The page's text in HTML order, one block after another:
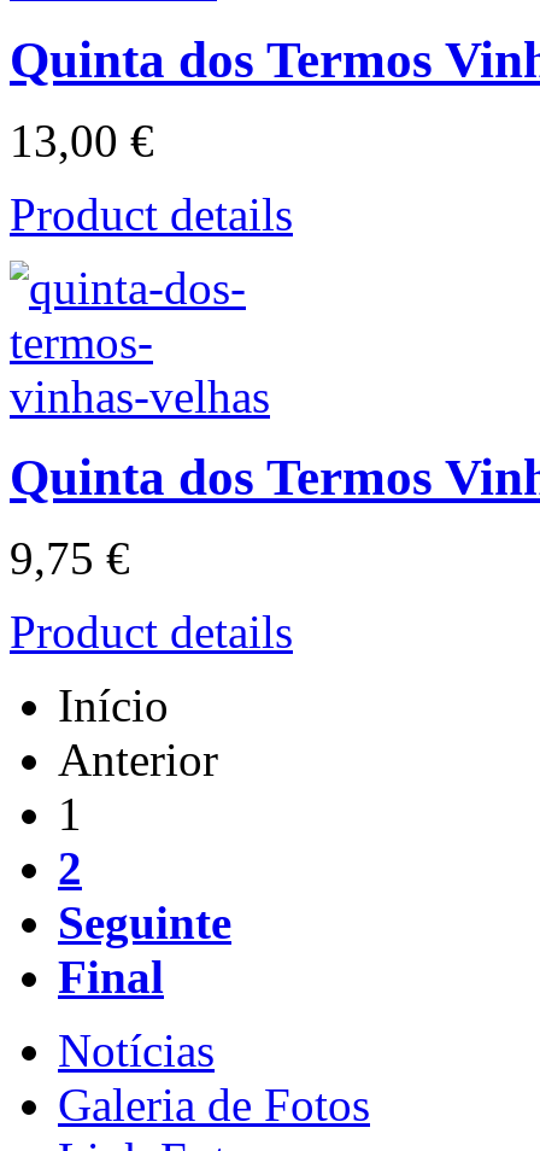
Quinta dos Termos
13,00 €
Product details
Quinta dos Termos
9,75 €
Product details
Início
Anterior
1
2
Seguinte
Final
Notícias
Galeria de Fotos